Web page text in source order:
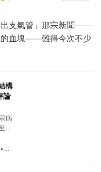
出支氣管」那宗新聞——
的血塊——難得今次不少
構
論
病
咳
Kayue